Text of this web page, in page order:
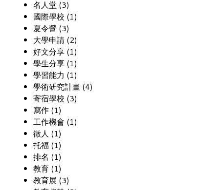
名人堂 (3)
國際學校 (1)
夏令營 (3)
大學申請 (2)
好文分享 (1)
學生分享 (1)
學習能力 (1)
學術研究計畫 (4)
寄宿學校 (3)
寫作 (1)
工作機會 (1)
徵人 (1)
托福 (1)
排名 (1)
教育 (1)
教育展 (3)